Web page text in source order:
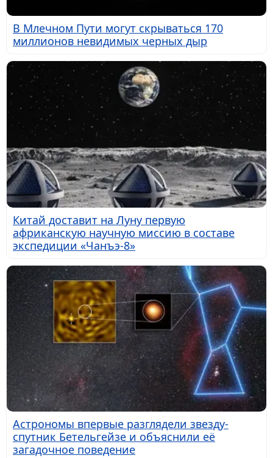
В Млечном Пути могут скрываться 170
миллионов невидимых черных дыр
Китай доставит на Луну первую
африканскую научную миссию в составе
экспедиции «Чанъэ-8»
Астрономы впервые разглядели звезду-
спутник Бетельгейзе и объяснили её
загадочное поведение